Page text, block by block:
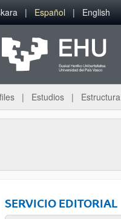
Español English
Estudios Estructura
SERVICIO EDITORIAL